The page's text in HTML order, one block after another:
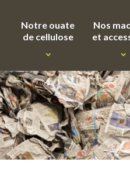
Notre ouate
de cellulose
Nos
et